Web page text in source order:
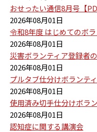
おせったい通信8月号【
2026年08月01日
令和8年度 はじめてのボ
2026年08月01日
災害ボランティア登録者
2026年08月01日
プルタブ仕分けボランテ
2026年08月01日
使用済み切手仕分けボラ
2026年08月01日
認知症に関する講演会